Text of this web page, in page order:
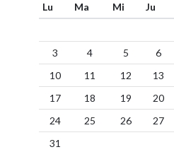
Lu
Ma Mi Ju
3
4 5 6
10
11 12 13
17
18 19 20
24
25 26 27
31